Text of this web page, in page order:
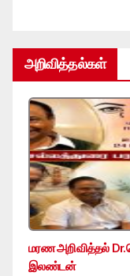
அறிவித்தல்கள்
மரண அறிவித்தல்
இலண்டன்